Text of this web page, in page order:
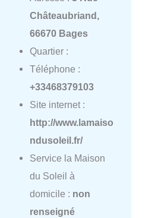
Châteaubriand,
66670 Bages
Quartier :
Téléphone :
+33468379103
Site internet :
http://www.lamaiso
ndusoleil.fr/
Service la Maison
du Soleil à
domicile : non
renseigné